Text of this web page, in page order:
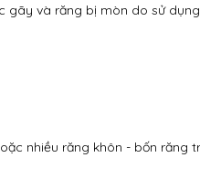
gãy và răng bị mòn do sử
nhiều răng khôn - bốn răng